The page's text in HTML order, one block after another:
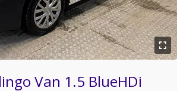
Van 1.5 BlueHDi